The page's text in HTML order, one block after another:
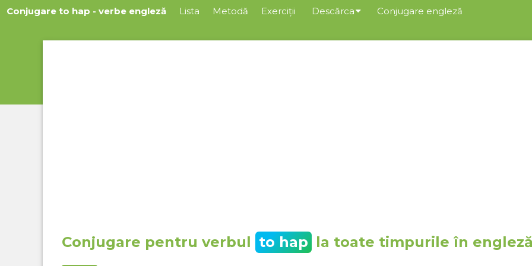
Conjugare to hap - verbe engleză Lista Metodă Exerciții Descărca Conjugare engleză
Conjugare pentru verbul to hap la toate timpurile în